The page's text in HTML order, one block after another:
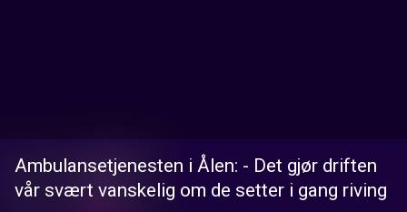
Ambulansetjenesten i Ålen: - Det gjør driften
vår svært vanskelig om de setter i gang riving